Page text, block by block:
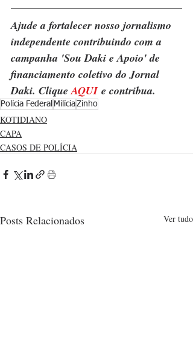
Ajude a fortalecer nosso jornalismo
independente contribuindo com a
campanha 'Sou Daki e Apoio' de
financiamento coletivo do Jornal
Daki. Clique AQUI e contribua.
Polícia Federal MilíciaZinho
KOTIDIANO
CAPA
CASOS DE POLÍCIA
Posts Relacionados Ver tudo